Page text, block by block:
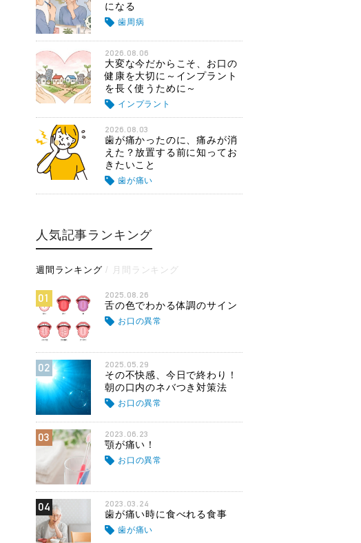
になる
歯周病
2026.08.06
大変な今だからこそ、お口の
健康を大切に～インプラント
を長く使うために～
インプラント
2026.08.03
歯が痛かったのに、痛みが消
えた？放置する前に知ってお
きたいこと
歯が痛い
人気記事ランキング
週間ランキング 月間ランキング
01 2025.08.26
舌の色でわかる体調のサイン
お口の異常
02 2025.05.29
その不快感、今日で終わり！
朝の口内のネバつき対策法
お口の異常
03 2023.06.23
顎が痛い！
お口の異常
04 2023.03.24
歯が痛い時に食べれる食事
歯が痛い